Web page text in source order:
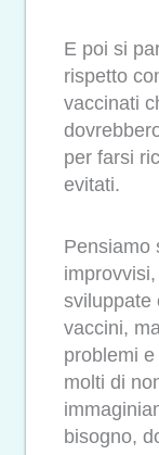
E poi si
rispetto
vaccinati
per farsi
evitati.
Pensiamo
sviluppate
vaccini,
problemi
molti di
bisogno,